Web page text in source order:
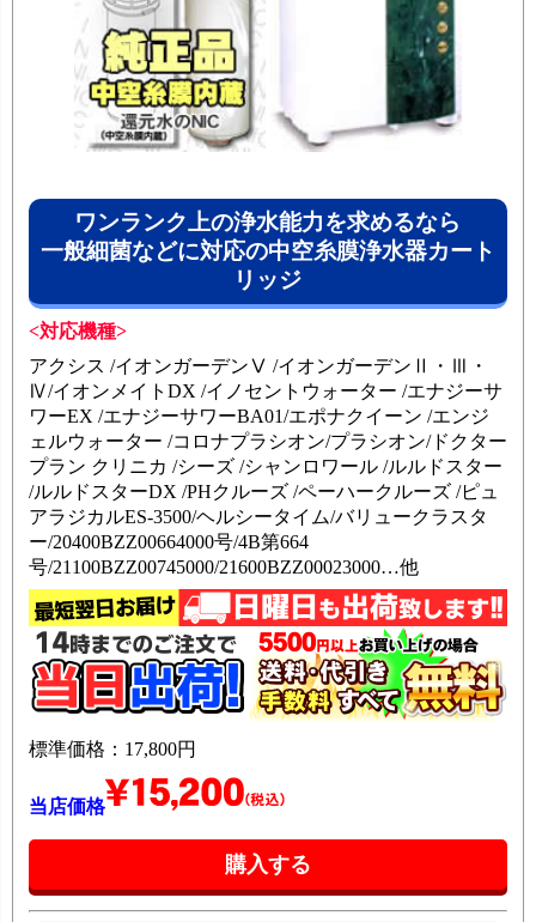
ワンランク上の浄水能力を求めるなら
一般細菌などに対応の中空糸膜浄水器カート
リッジ
<対応機種>
アクシス /イオンガーデンⅤ /イオンガーデンⅡ・Ⅲ・
Ⅳ/イオンメイトDX /イノセントウォーター /エナジーサ
ワーEX /エナジーサワーBA01/エポナクイーン /エンジ
ェルウォーター /コロナプラシオン/プラシオン/ドクター
プラン クリニカ /シーズ /シャンロワール /ルルドスター
/ルルドスターDX /PHクルーズ /ペーハークルーズ /ピュ
アラジカルES-3500/ヘルシータイム/バリュークラスタ
ー/20400BZZ00664000号/4B第664
号/21100BZZ00745000/21600BZZ00023000…他
標準価格：17,800円
当店価格